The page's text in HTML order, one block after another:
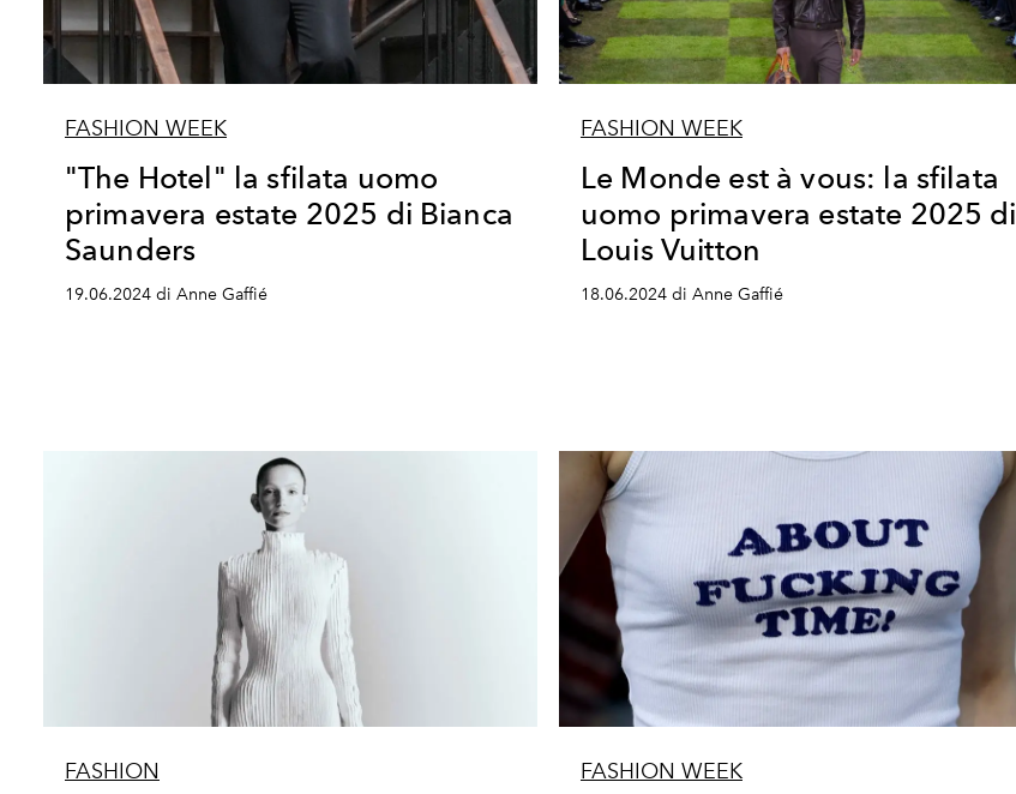
FASHION WEEK
"The Hotel" la sfilata uomo
primavera estate 2025 di Bianca
Saunders
19.06.2024 di Anne Gaffié
FASHION WEEK
Le Monde est à vous: la sfilata
uomo primavera estate 2025 di
Louis Vuitton
18.06.2024 di Anne Gaffié
FASHION FASHION WEEK